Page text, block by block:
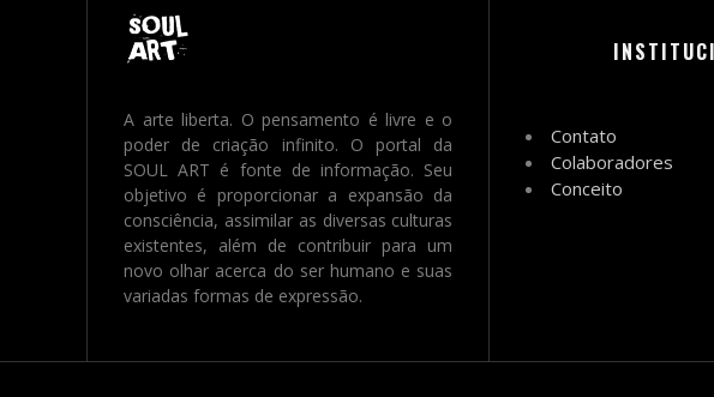
A arte liberta. O pensamento é livre e o
poder de criação infinito. O portal da
SOUL ART é fonte de informação. Seu
objetivo é proporcionar a expansão da
consciência, assimilar as diversas culturas
existentes, além de contribuir para um
novo olhar acerca do ser humano e suas
variadas formas de expressão.
Contato
Colaboradores
Conceito